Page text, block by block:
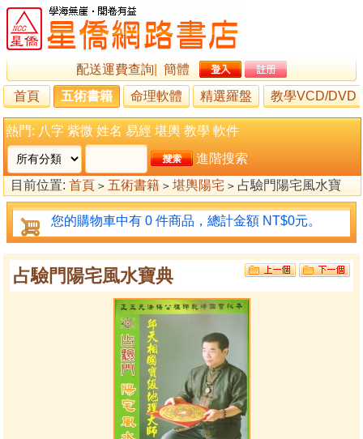
配送運費查詢
簡體
首頁
五術書籍 命理軟體 精選羅盤 教學VCD/DVD
熱門: 八字 紫微 姓名 易經 堪輿 教學 軟件
進階搜索
目前位置: 首頁 > 五術書籍 > 堪輿陽宅 > 占驗門陽宅風水寶
典
您的購物車中有 0 件商品，總計金額 NT$0元。
占驗門陽宅風水寶典